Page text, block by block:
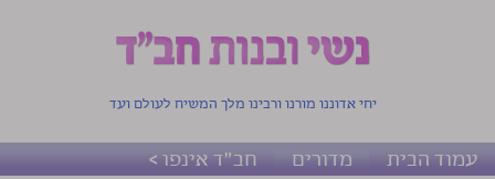
יחי אדוננו מורנו ורבינו מלך המשיח לעולם ועד
עמוד הבית מדורים חב"ד אינפו >